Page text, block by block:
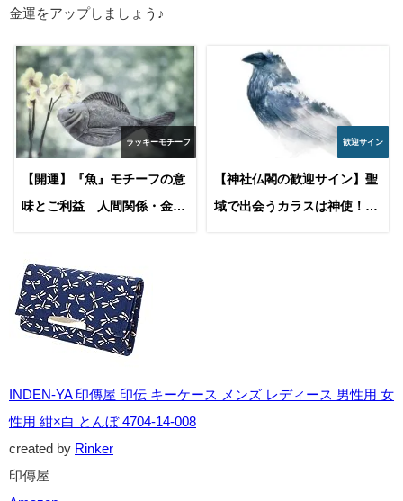
金運をアップしましょう♪
ラッキーモチーフ
【開運】『魚』モチーフの意
味とご利益 人間関係・金
歓迎サイン
【神社仏閣の歓迎サイン】聖
域で出会うカラスは神使！カ
INDEN-YA 印傳屋 印伝 キーケース メンズ レディース 男性用 女
性用 紺×白 とんぼ 4704-14-008
created by Rinker
印傳屋